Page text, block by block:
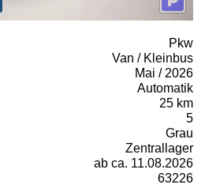
Pkw
Van / Kleinbus
Mai / 2026
Automatik
25 km
5
Grau
Zentrallager
ab ca. 11.08.2026
63226